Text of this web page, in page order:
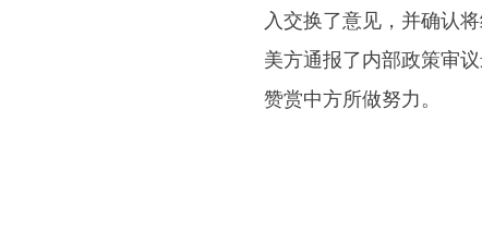
入交换了意见，并确认
美方通报了内部政策审
赞赏中方所做努力。